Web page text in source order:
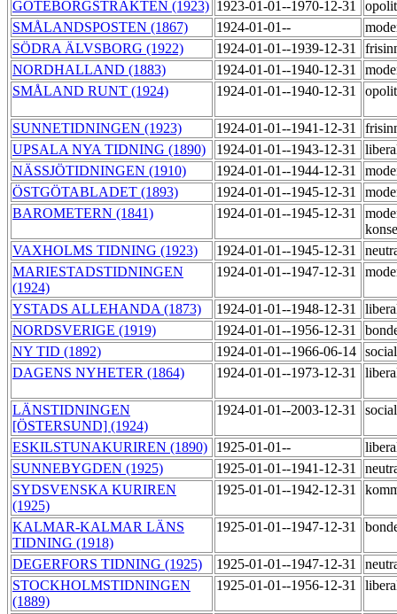
GÖTEBORGSTRAKTEN (1923) 1923-01-01--1970-12-31
SMÅLANDSPOSTEN (1867)
1924-01-01--
SÖDRA ÄLVSBORG (1922)
1924-01-01--1939-12-31
NORDHALLAND (1883)
1924-01-01--1940-12-31
SMÅLAND RUNT (1924)
1924-01-01--1940-12-31
SUNNETIDNINGEN (1923) 1924-01-01--1941-12-31
UPSALA NYA TIDNING (1890)
1924-01-01--1943-12-31
NÄSSJÖTIDNINGEN (1910)
1924-01-01--1944-12-31
ÖSTGÖTABLADET (1893)
1924-01-01--1945-12-31
BAROMETERN (1841)
1924-01-01--1945-12-31
VAXHOLMS TIDNING (1923)
1924-01-01--1945-12-31
MARIESTADSTIDNINGEN
(1924)
1924-01-01--1947-12-31
YSTADS ALLEHANDA (1873) 1924-01-01--1948-12-31
NORDSVERIGE (1919)
1924-01-01--1956-12-31
NY TID (1892)
1924-01-01--1966-06-14
DAGENS NYHETER (1864)
1924-01-01--1973-12-31
LÄNSTIDNINGEN
[ÖSTERSUND] (1924)
1924-01-01--2003-12-31
ESKILSTUNAKURIREN (1890) 1925-01-01--
SUNNEBYGDEN (1925)
1925-01-01--1941-12-31
SYDSVENSKA KURIREN
(1925)
1925-01-01--1942-12-31
KALMAR-KALMAR LÄNS
TIDNING (1918)
1925-01-01--1947-12-31
DEGERFORS TIDNING (1925) 1925-01-01--1947-12-31
STOCKHOLMSTIDNINGEN
(1889)
1925-01-01--1956-12-31